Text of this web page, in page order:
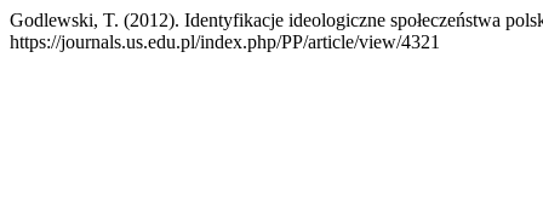
Godlewski, T. (2012). Identyfikacje ideologiczne społeczeństwa
https://journals.us.edu.pl/index.php/PP/article/view/4321